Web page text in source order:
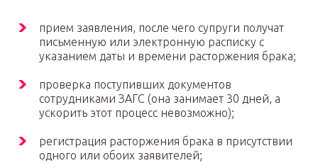
прием заявления, после чего супруги получат
письменную или электронную расписку с
указанием даты и времени расторжения брака;
проверка поступивших документов
сотрудниками ЗАГС (она занимает 30 дней, а
ускорить этот процесс невозможно);
регистрация расторжения брака в присутствии
одного или обоих заявителей;